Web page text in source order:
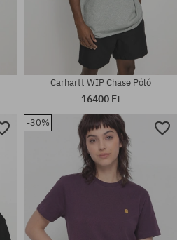
Carhartt WIP Chase Póló
16400 Ft
-30%